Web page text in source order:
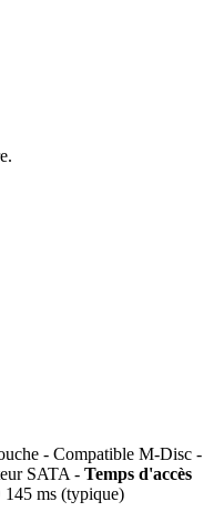
- Compatible M-Disc -
SATA - Temps d'accès
ms (typique)